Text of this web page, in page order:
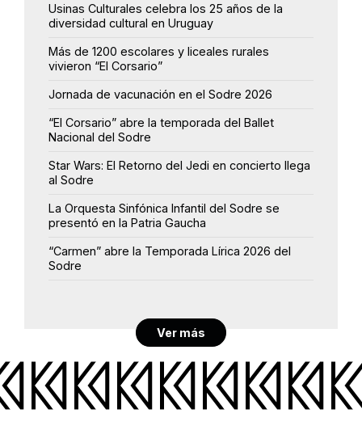
Usinas Culturales celebra los 25 años de la
diversidad cultural en Uruguay
Más de 1200 escolares y liceales rurales
vivieron “El Corsario”
Jornada de vacunación en el Sodre 2026
“El Corsario” abre la temporada del Ballet
Nacional del Sodre
Star Wars: El Retorno del Jedi en concierto llega
al Sodre
La Orquesta Sinfónica Infantil del Sodre se
presentó en la Patria Gaucha
“Carmen” abre la Temporada Lírica 2026 del
Sodre
Ver más